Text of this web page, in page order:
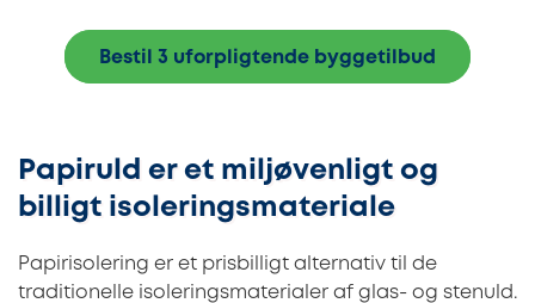
Bestil 3 uforpligtende byggetilbud
Papiruld er et miljøvenligt og
billigt isoleringsmateriale
Papirisolering er et prisbilligt alternativ til de
traditionelle isoleringsmaterialer af glas- og stenuld.